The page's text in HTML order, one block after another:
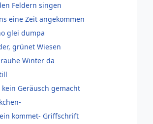
Feldern singen
eine Zeit angekommen
glei dumpa
grünet Wiesen
Winter da
Geräusch gemacht
kommet- Griffschrift